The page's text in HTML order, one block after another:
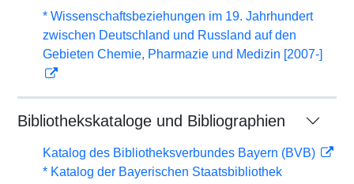
* Wissenschaftsbeziehungen im 19. Jahrhundert
zwischen Deutschland und Russland auf den
Gebieten Chemie, Pharmazie und Medizin [2007-]
Bibliothekskataloge und Bibliographien
Katalog des Bibliotheksverbundes Bayern (BVB)
* Katalog der Bayerischen Staatsbibliothek